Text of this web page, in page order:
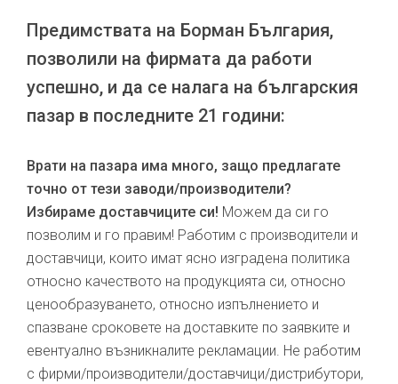
Предимствата на Борман България,
позволили на фирмата да работи
успешно, и да се налага на българския
пазар в последните 21 години:
Врати на пазара има много, защо предлагате
точно от тези заводи/производители?
Избираме доставчиците си! Можем да си го
позволим и го правим! Работим с производители и
доставчици, които имат ясно изградена политика
относно качеството на продукцията си, относно
ценообразуването, относно изпълнението и
спазване сроковете на доставките по заявките и
евентуално възникналите рекламации. Не работим
с фирми/производители/доставчици/дистрибутори,